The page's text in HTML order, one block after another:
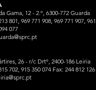
Gama, 12 - 2.º, 6300-772 Guarda
801, 969 771 908, 969 771 907,
077
26 - r/c Drtº, 2400-186 Leiria
702, 915 350 074 Fax: 244 812 126